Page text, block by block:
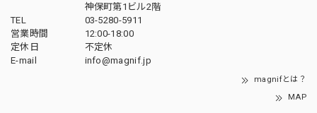
神保町第1ビル2階
TEL
03-5280-5911
営業時間
12:00-18:00
定休日
不定休
E-mail
info@magnif.jp
magnifとは？
MAP